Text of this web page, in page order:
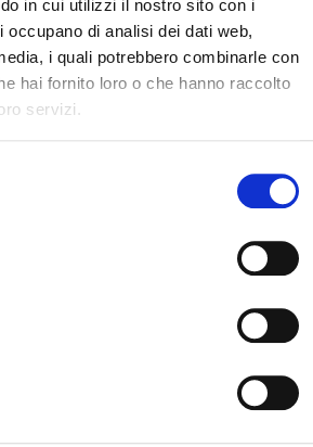
in cui utilizzi il nostro sito con i
occupano di analisi dei dati web,
i quali potrebbero combinarle con
hai fornito loro o che hanno raccolto
servizi.